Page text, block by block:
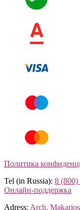
Политика
Tel (in Russia): 8 (800)
Онлайн-поддержка
Adress: Arch.